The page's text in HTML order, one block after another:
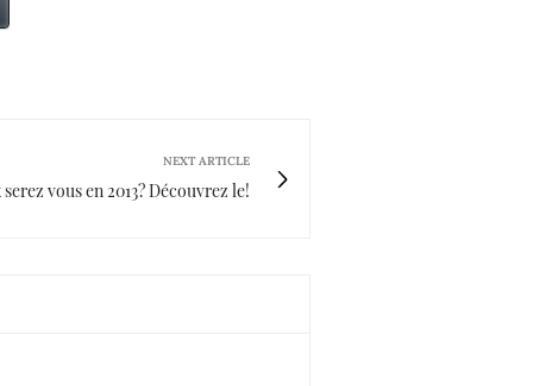
NEXT ARTICLE
vous en 2013? Découvrez le!